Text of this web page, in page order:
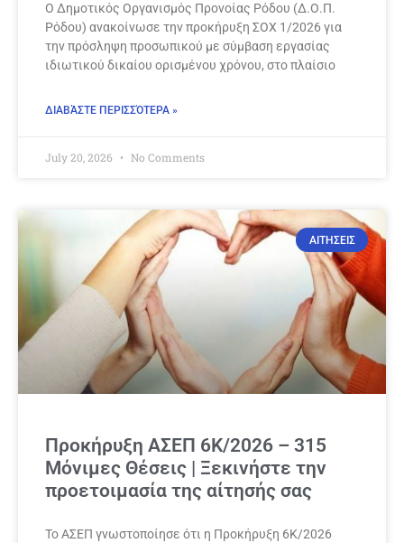
Ο Δημοτικός Οργανισμός Προνοίας Ρόδου (Δ.Ο.Π.
Ρόδου) ανακοίνωσε την προκήρυξη ΣΟΧ 1/2026 για
την πρόσληψη προσωπικού με σύμβαση εργασίας
ιδιωτικού δικαίου ορισμένου χρόνου, στο πλαίσιο
ΔΙΑΒΆΣΤΕ ΠΕΡΙΣΣΌΤΕΡΑ »
July 20, 2026 No Comments
ΑΙΤΗΣΕΙΣ
Προκήρυξη ΑΣΕΠ 6Κ/2026 – 315
Μόνιμες Θέσεις | Ξεκινήστε την
προετοιμασία της αίτησής σας
Το ΑΣΕΠ γνωστοποίησε ότι η Προκήρυξη 6Κ/2026